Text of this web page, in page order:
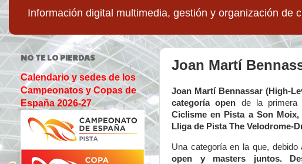
Información digital multimedia, gestión y organización de
Joan Martí
Joan Martí Bennassar (High-
categoría open de la
Ciclisme en Pistaa Son Moix,
Lliga de Pista The Velodrome-
Una categoría en la que, debido
open y masters juntos.
NO TE LO PIERDAS
Calendario y sedes de los
Campeonatos y Copas de
España 2026-27